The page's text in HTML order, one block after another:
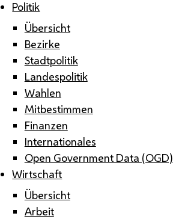
Politik
Übersicht
Bezirke
Stadtpolitik
Landespolitik
Wahlen
Mitbestimmen
Finanzen
Internationales
Open Government Data (OGD)
Wirtschaft
Übersicht
Arbeit